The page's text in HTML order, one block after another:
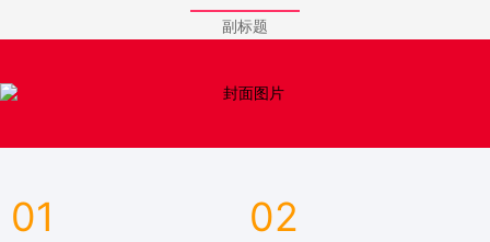
副标题
01 02